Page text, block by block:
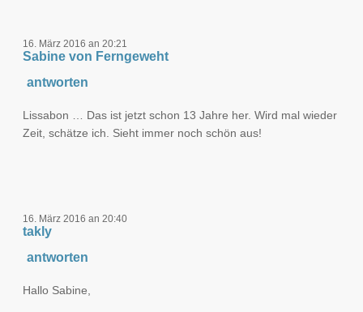
16. März 2016 an 20:21
Sabine von Ferngeweht
antworten
Lissabon … Das ist jetzt schon 13 Jahre her. Wird mal wieder
Zeit, schätze ich. Sieht immer noch schön aus!
16. März 2016 an 20:40
takly
antworten
Hallo Sabine,